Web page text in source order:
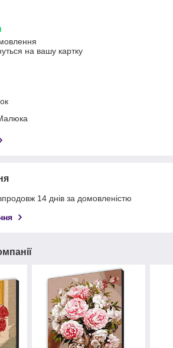
на вашу картку
14 днів за домовленістю